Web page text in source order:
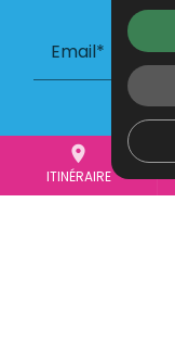
place
ITINÉRAIRE
Email*